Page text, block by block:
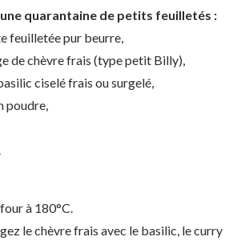
quarantaine de petits feuilletés :
feuilletée pur beurre,
de chèvre frais (type petit Billy),
ciselé frais ou surgelé,
poudre,
à 180°C.
le chèvre frais avec le basilic, le curry